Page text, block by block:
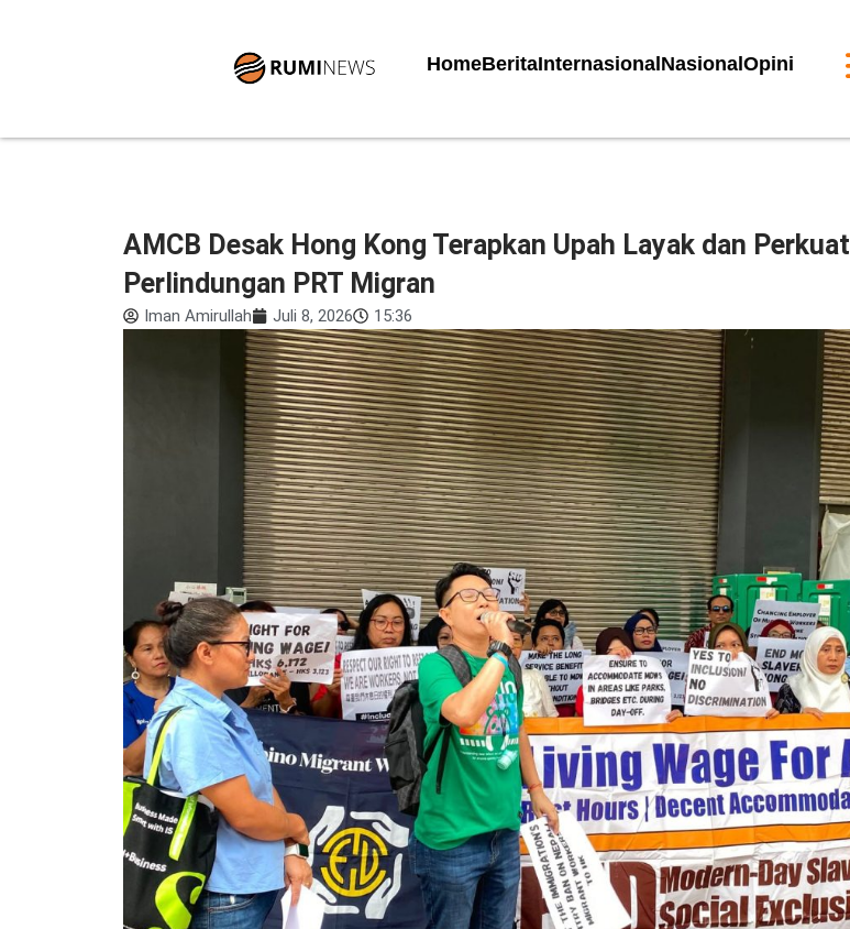
HomeBeritaInternasional Nasional Opini
AMCB Desak Hong Kong Terapkan Upah Layak dan Perkuat
Perlindungan PRT Migran
Iman Amirullah Juli 8, 2026 15:36